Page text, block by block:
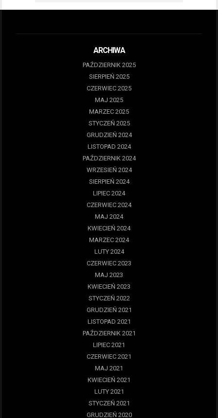
ARCHIWA
PAŹDZIERNIK 2025
SIERPIEŃ 2025
CZERWIEC 2025
MAJ 2025
MARZEC 2025
STYCZEŃ 2025
GRUDZIEŃ 2024
LISTOPAD 2024
PAŹDZIERNIK 2024
WRZESIEŃ 2024
SIERPIEŃ 2024
LIPIEC 2024
CZERWIEC 2024
MAJ 2024
KWIECIEŃ 2024
MARZEC 2024
LUTY 2024
CZERWIEC 2023
MAJ 2023
KWIECIEŃ 2023
STYCZEŃ 2022
GRUDZIEŃ 2021
LISTOPAD 2021
PAŹDZIERNIK 2021
LIPIEC 2021
CZERWIEC 2021
MAJ 2021
KWIECIEŃ 2021
LUTY 2021
STYCZEŃ 2021
GRUDZIEŃ 2020